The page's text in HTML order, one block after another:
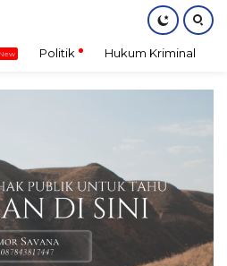
Politik Hukum Kriminal